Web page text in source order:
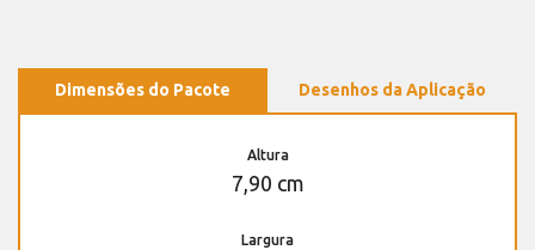
Dimensões do Pacote Desenhos da Aplicação
Altura
7,90 cm
Largura